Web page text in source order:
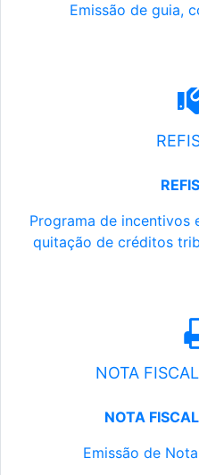
Emissão de guia,
Programa de incentivos
quitação de créditos
NOTA
NOTA
Emissão de